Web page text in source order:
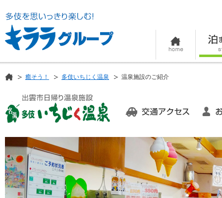
癒そう！ 多伎いちじく温泉 温泉施設のご紹介